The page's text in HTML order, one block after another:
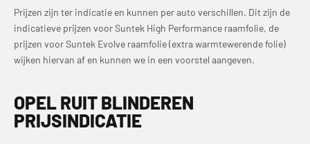
Prijzen zijn ter indicatie en kunnen per auto verschillen. Dit zijn de
indicatieve prijzen voor Suntek High Performance raamfolie, de
prijzen voor Suntek Evolve raamfolie (extra warmtewerende folie)
wijken hiervan af en kunnen we in een voorstel aangeven.
OPEL RUIT BLINDEREN
PRIJSINDICATIE